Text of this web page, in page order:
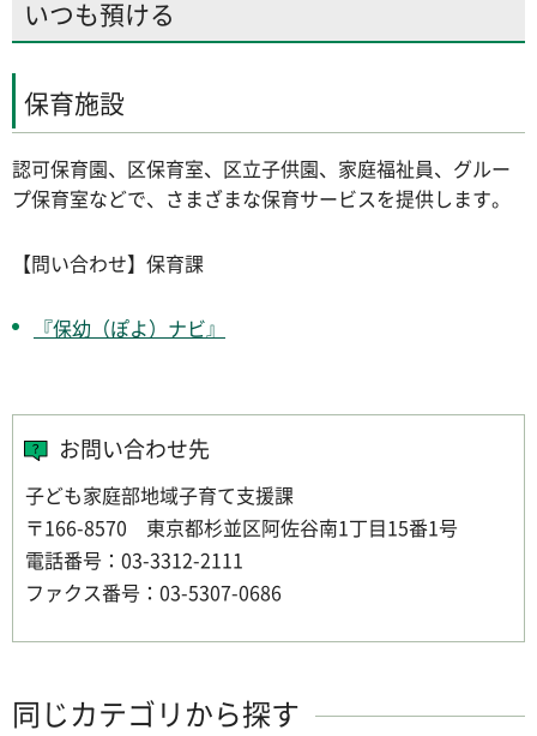
いつも預ける
保育施設
認可保育園、区保育室、区立子供園、家庭福祉員、グルー
プ保育室などで、さまざまな保育サービスを提供します。
【問い合わせ】保育課
『保幼（ぽよ）ナビ』
お問い合わせ先
子ども家庭部地域子育て支援課
〒166-8570 東京都杉並区阿佐谷南1丁目15番1号
電話番号：03-3312-2111
ファクス番号：03-5307-0686
同じカテゴリから探す